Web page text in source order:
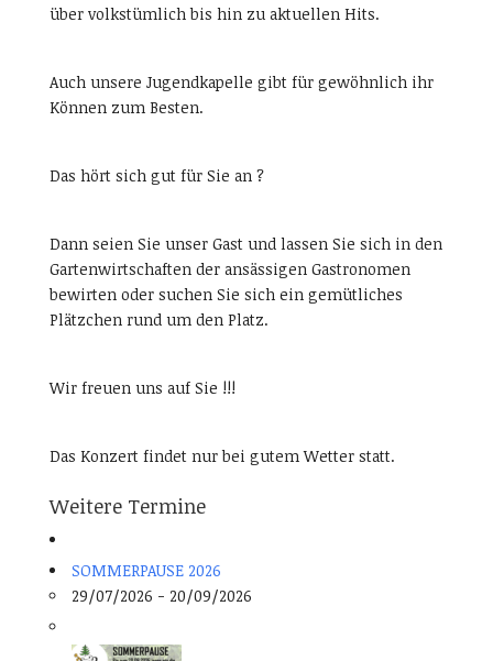
über volkstümlich bis hin zu aktuellen Hits.
Auch unsere Jugendkapelle gibt für gewöhnlich ihr
Können zum Besten.
Das hört sich gut für Sie an ?
Dann seien Sie unser Gast und lassen Sie sich in den
Gartenwirtschaften der ansässigen Gastronomen
bewirten oder suchen Sie sich ein gemütliches
Plätzchen rund um den Platz.
Wir freuen uns auf Sie !!!
Das Konzert findet nur bei gutem Wetter statt.
Weitere Termine
SOMMERPAUSE 2026
29/07/2026 - 20/09/2026